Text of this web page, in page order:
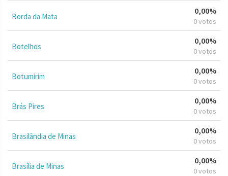
Borda da Mata
0,00%
0 votos
Botelhos
0,00%
0 votos
Botumirim
0,00%
0 votos
Brás Pires
0,00%
0 votos
Brasilândia de Minas
0,00%
0 votos
Brasília de Minas
0,00%
0 votos